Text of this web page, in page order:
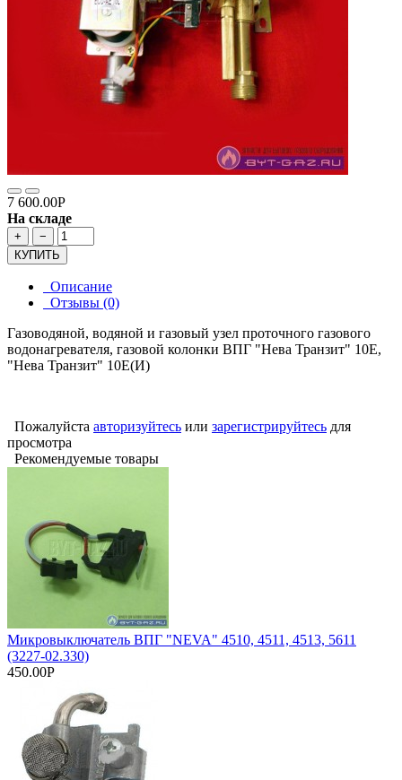
7 600.00Р
На складе
+
−
КУПИТЬ
Описание
Отзывы (0)
Газоводяной, водяной и газовый узел проточного газового
водонагревателя, газовой колонки ВПГ "Нева Транзит" 10Е,
"Нева Транзит" 10Е(И)
Пожалуйста авторизуйтесь или зарегистрируйтесь для
просмотра
Рекомендуемые товары
Микровыключатель ВПГ "NEVA" 4510, 4511, 4513, 5611
(3227-02.330)
450.00Р